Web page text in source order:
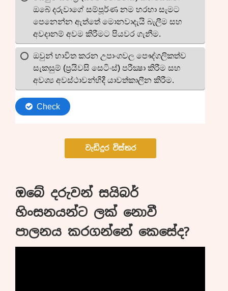
වැඩිදුර විස්තර
ඔබේ දරුවන් සයිබර්
හිංසනයන්ට ලක් නොවී
පාලනය කරගන්නේ කෙසේද?